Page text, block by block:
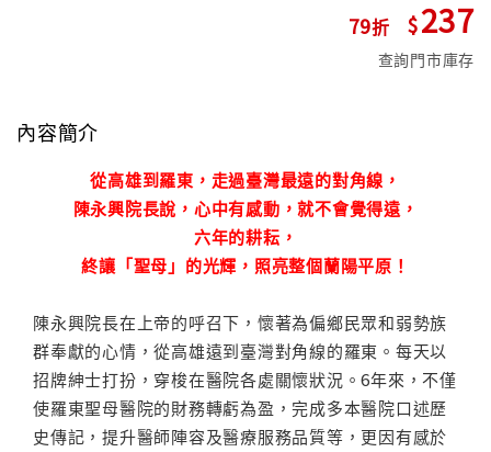
79 237
查詢門市庫存
內容簡介
從高雄到羅東，走過臺灣最遠的對角線，
陳永興院長說，心中有感動，就不會覺得遠，
六年的耕耘，
終讓「聖母」的光輝，照亮整個蘭陽平原！
陳永興院長在上帝的呼召下，懷著為偏鄉民眾和弱勢族
群奉獻的心情，從高雄遠到臺灣對角線的羅東。每天以
招牌紳士打扮，穿梭在醫院各處關懷狀況。6年來，不僅
使羅東聖母醫院的財務轉虧為盈，完成多本醫院口述歷
史傳記，提升醫師陣容及醫療服務品質等，更因有感於